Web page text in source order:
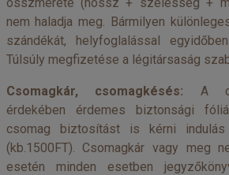
nem haladja meg. Bármilyen
szándékát, helyfoglalással
Túlsúly megfizetése a légitársaság
Csomagkár, csomagkésés: A
érdekében érdemes biztonsági
csomag biztosítást is kérni
(kb.1500FT). Csomagkár vagy meg
esetén minden esetben